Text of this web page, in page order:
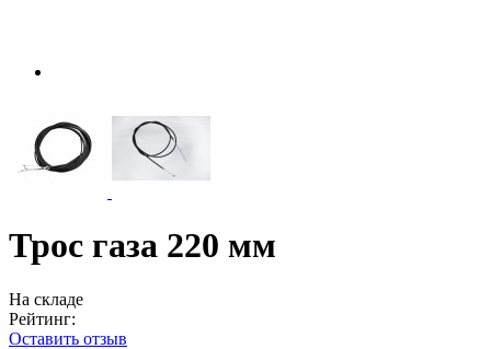
Трос газа 220 мм
На складе
Рейтинг:
Оставить отзыв